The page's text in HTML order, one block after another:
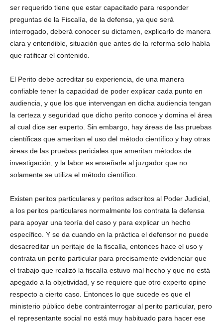
ser requerido tiene que estar capacitado para responder
preguntas de la Fiscalía, de la defensa, ya que será
interrogado, deberá conocer su dictamen, explicarlo de manera
clara y entendible, situación que antes de la reforma solo había
que ratificar el contenido.
El Perito debe acreditar su experiencia, de una manera
confiable tener la capacidad de poder explicar cada punto en
audiencia, y que los que intervengan en dicha audiencia tengan
la certeza y seguridad que dicho perito conoce y domina el área
al cual dice ser experto. Sin embargo, hay áreas de las pruebas
científicas que ameritan el uso del método científico y hay otras
áreas de las pruebas periciales que ameritan métodos de
investigación, y la labor es enseñarle al juzgador que no
solamente se utiliza el método científico.
Existen peritos particulares y peritos adscritos al Poder Judicial,
a los peritos particulares normalmente los contrata la defensa
para apoyar una teoría del caso y para explicar un hecho
específico. Y se da cuando en la práctica el defensor no puede
desacreditar un peritaje de la fiscalía, entonces hace el uso y
contrata un perito particular para precisamente evidenciar que
el trabajo que realizó la fiscalía estuvo mal hecho y que no está
apegado a la objetividad, y se requiere que otro experto opine
respecto a cierto caso. Entonces lo que sucede es que el
ministerio público debe contrainterrogar al perito particular, pero
el representante social no está muy habituado para hacer ese